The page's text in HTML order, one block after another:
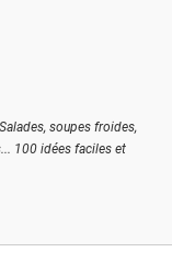
soupes froides,
100 idées faciles et